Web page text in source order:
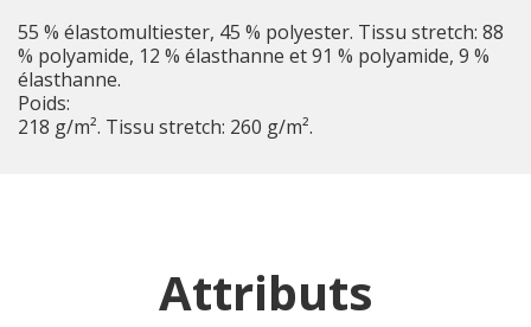
55 % élastomultiester, 45 % polyester. Tissu stretch: 88
% polyamide, 12 % élasthanne et 91 % polyamide, 9 %
élasthanne.
Poids:
218 g/m². Tissu stretch: 260 g/m².
Attributs